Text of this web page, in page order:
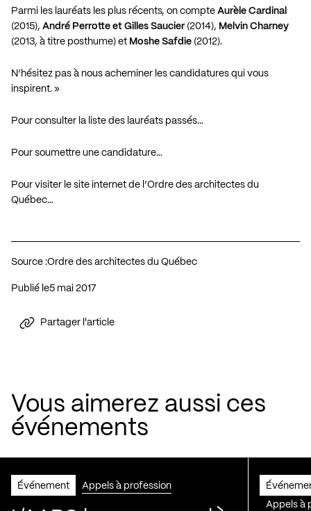
Parmi les lauréats les plus récents, on compte Aurèle Cardinal
(2015), André Perrotte et Gilles Saucier(2014), Melvin Charney
(2013, à titre posthume) et Moshe Safdie (2012).
N’hésitez pas à nous acheminer les candidatures qui vous
inspirent. »
Pour consulter la liste des lauréats passés…
Pour soumettre une candidature…
Pour visiter le site internet de l’Ordre des architectes du
Québec…
Source :Ordre des architectes du Québec
Publié le 5 mai 2017
Partager l'article
Vous aimerez aussi ces
événements
Événement Appels à profession
Appels à